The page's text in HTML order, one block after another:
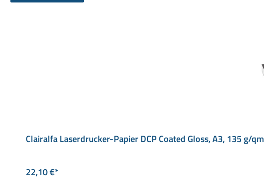
Clairalfa Laserdrucker-Papier DCP Coated Gloss, A3, 135 g/qm
22,10 €*